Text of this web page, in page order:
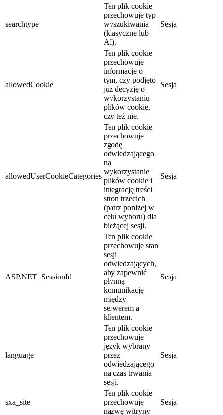
searchtype
Ten plik cookie
przechowuje typ
wyszukiwania
(klasyczne lub
AI).
Sesja
allowedCookie
Ten plik cookie
przechowuje
informacje o
tym, czy podjęto
już decyzję o
wykorzystaniu
plików cookie,
czy też nie.
Sesja
allowedUserCookieCategories
Ten plik cookie
przechowuje
zgodę
odwiedzającego
na
wykorzystanie
plików cookie i
integrację treści
stron trzecich
(patrz poniżej w
celu wyboru) dla
bieżącej sesji.
Sesja
ASP.NET_SessionId
Ten plik cookie
przechowuje stan
sesji
odwiedzających,
aby zapewnić
płynną
komunikację
między
serwerem a
klientem.
Sesja
language
Ten plik cookie
przechowuje
język wybrany
przez
odwiedzającego
na czas trwania
sesji.
Sesja
sxa_site
Ten plik cookie
przechowuje
nazwę witryny
Sesja